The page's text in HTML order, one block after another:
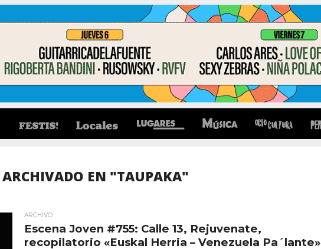
ARCHIVADO EN "TAUPAKA"
ARCHIVO
Escena Joven #755: Calle 13, Rejuvenate,
recopilatorio «Euskal Herria – Venezuela Pa´lante»